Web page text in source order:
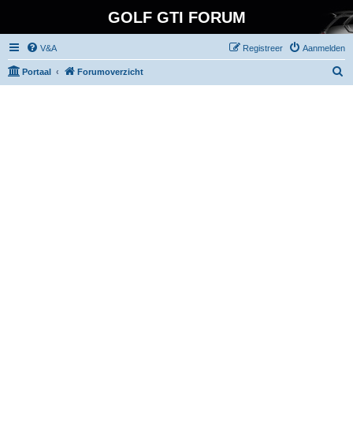
GOLF GTI FORUM
V&A Aanmelden
Registreer
Portaal Forumoverzicht